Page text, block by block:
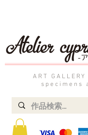
ART
specimens